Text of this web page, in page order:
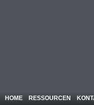
HOME RESSOURCEN